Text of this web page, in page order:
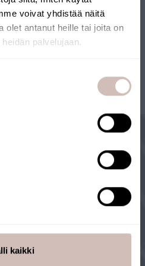
voivat yhdistää näitä
olet antanut heille tai joita on
palvelujaan.
kaikki
finlandais de la purification